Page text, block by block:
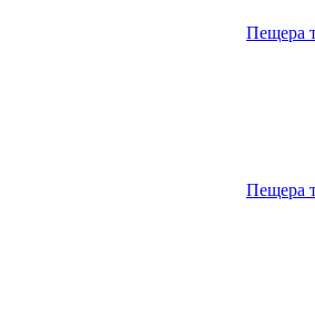
Пещера
Пещера